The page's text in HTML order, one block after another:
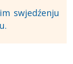
swjedźenju